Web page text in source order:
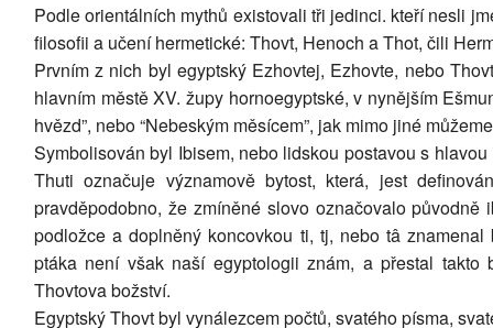
Python
Ruby
Ostatní
Podle orientálních mythů existovali tři jedinci. kteří nesli
filosofii a učení hermetické: Thovt, Henoch a Thot, čili
Prvním z nich byl egyptský Ezhovtej, Ezhovte, nebo
hlavním městě XV. župy hornoegyptské, v nynějším
hvězd”, nebo “Nebeským měsícem”, jak mimo jiné
Symbolisován byl Ibisem, nebo lidskou postavou s
Thuti označuje významově bytost, která, jest
pravděpodobno, že zmíněné slovo označovalo
podložce a doplněný koncovkou ti, tj, nebo tâ
ptáka není však naší egyptologii znám, a přestal
Thovtova božství.
Egyptský Thovt byl vynálezcem počtů, svatého písma,